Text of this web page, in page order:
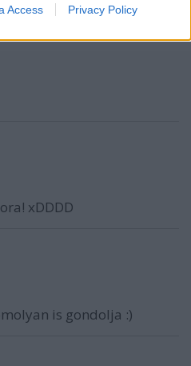
Access Privacy Policy
xDDDD
is gondolja :)